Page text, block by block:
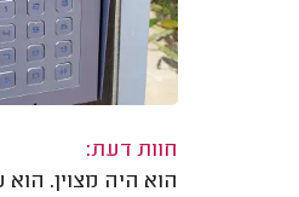
חוות דעת:
הוא היה מצוין.